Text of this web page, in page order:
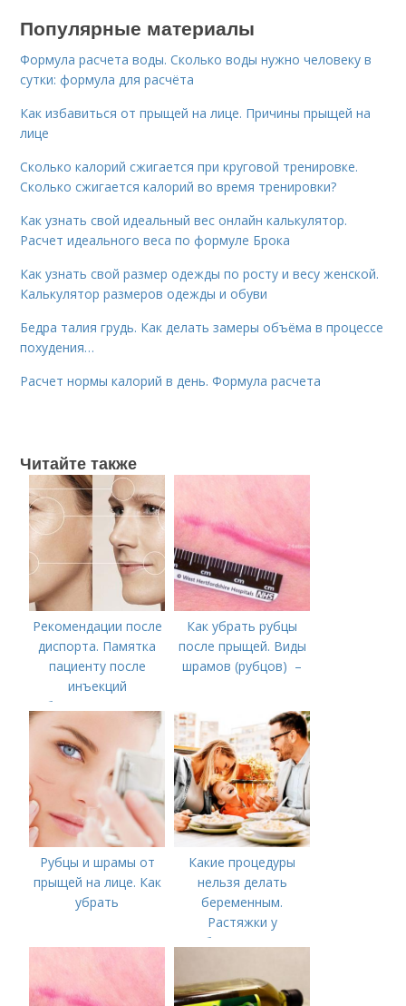
Популярные материалы
Формула расчета воды. Сколько воды нужно человеку в
сутки: формула для расчёта
Как избавиться от прыщей на лице. Причины прыщей на
лице
Сколько калорий сжигается при круговой тренировке.
Сколько сжигается калорий во время тренировки?
Как узнать свой идеальный вес онлайн калькулятор.
Расчет идеального веса по формуле Брока
Как узнать свой размер одежды по росту и весу женской.
Калькулятор размеров одежды и обуви
Бедра талия грудь. Как делать замеры объёма в процессе
похудения…
Расчет нормы калорий в день. Формула расчета
Читайте также
Рекомендации после
диспорта. Памятка
пациенту после
инъекций
ботулотоксинов
(ботокс/диспорт)
Как убрать рубцы
после прыщей. Виды
шрамов (рубцов) –
Рубцы и шрамы от
прыщей на лице. Как
убрать
Какие процедуры
нельзя делать
беременным.
Растяжки у
беременных